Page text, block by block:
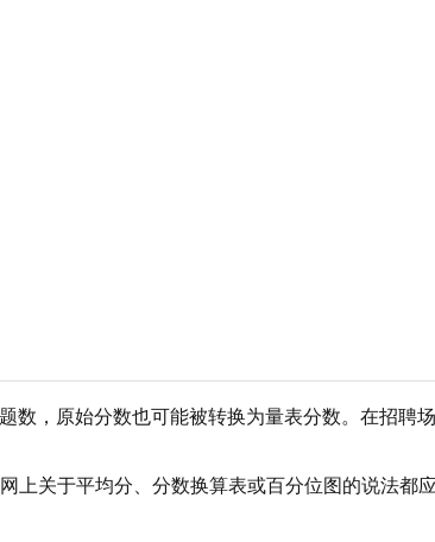
数，原始分数也可能被转换为量表分数。在招聘
关于平均分、分数换算表或百分位图的说法都